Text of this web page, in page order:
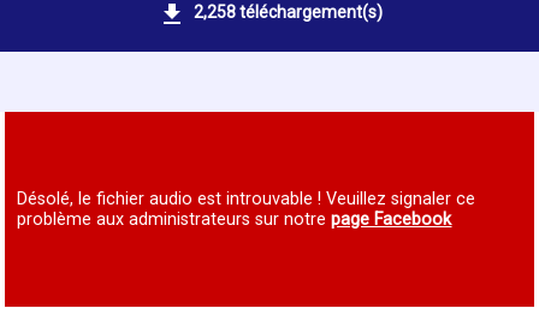
2,258 téléchargement(s)
Désolé, le fichier audio est introuvable ! Veuillez signaler ce
problème aux administrateurs sur notrepage Facebook